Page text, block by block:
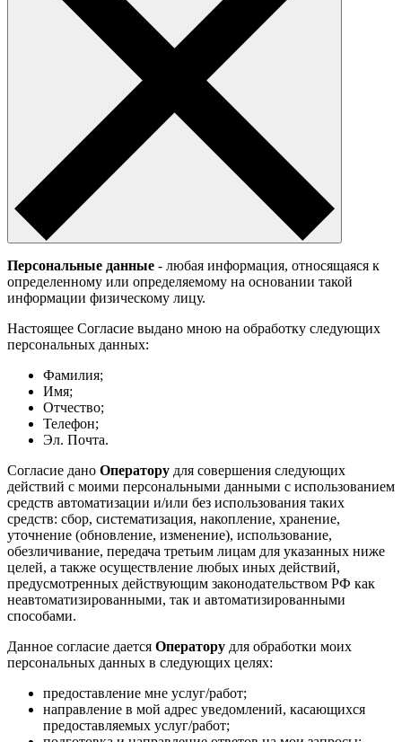
Персональные данные - любая информация, относящаяся к
определенному или определяемому на основании такой
информации физическому лицу.
Настоящее Согласие выдано мною на обработку следующих
персональных данных:
Фамилия;
Имя;
Отчество;
Телефон;
Эл. Почта.
Согласие дано Оператору для совершения следующих
действий с моими персональными данными с использованием
средств автоматизации и/или без использования таких
средств: сбор, систематизация, накопление, хранение,
уточнение (обновление, изменение), использование,
обезличивание, передача третьим лицам для указанных ниже
целей, а также осуществление любых иных действий,
предусмотренных действующим законодательством РФ как
неавтоматизированными, так и автоматизированными
способами.
Данное согласие дается Оператору для обработки моих
персональных данных в следующих целях:
предоставление мне услуг/работ;
направление в мой адрес уведомлений, касающихся
предоставляемых услуг/работ;